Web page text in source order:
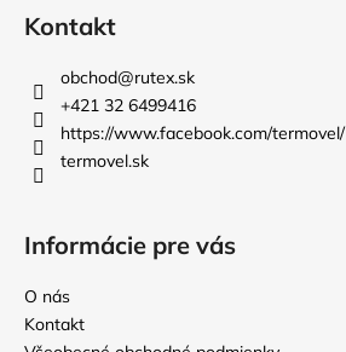
Kontakt
obchod@rutex.sk
+421 32 6499416
https://www.facebook.com/termovel/
termovel.sk
Informácie pre vás
O nás
Kontakt